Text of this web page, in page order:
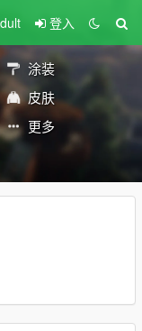
登入
涂装
皮肤
更多